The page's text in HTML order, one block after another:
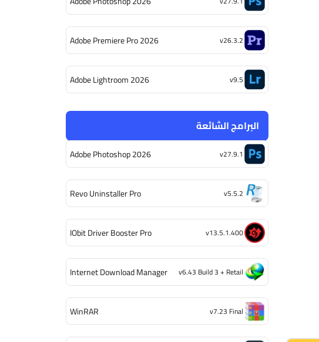
Adobe Premiere Pro 2026 v26.3.2
Adobe Lightroom 2026 v9.5
البرامج الشائعة
Adobe Photoshop 2026 v27.9.1
Revo Uninstaller Pro v5.5.2
IObit Driver Booster Pro v13.5.1.400
Internet Download Manager v6.43 Build 3 + Retail
WinRAR v7.23 Final